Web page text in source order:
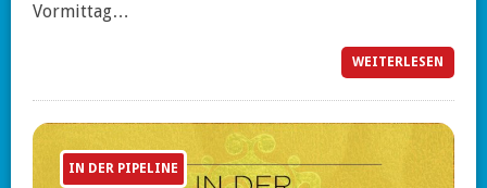
Vormittag…
WEITERLESEN
IN DER PIPELINE